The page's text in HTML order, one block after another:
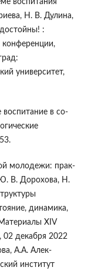
воспитания
Н. В. Дулина,
:
конференции,
университет,
в со-
молодежи: прак-
В. Дорохова, Н.
динамика,
XIV
02 декабря 2022
А.А. Алек-
институт